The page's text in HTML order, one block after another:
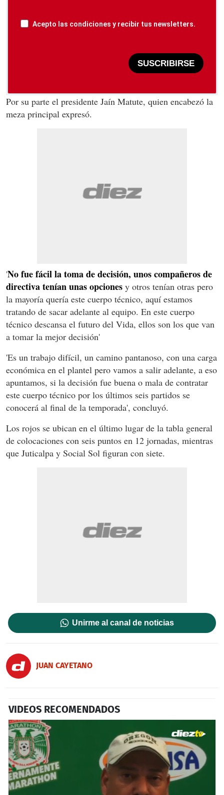
Acepto las condiciones y recibir tus newsletters.
SUSCRIBIRSE
Por su parte el presidente Jaín Matute, quien encabezó la
meza principal expresó.
'No fue fácil la toma de decisión, unos compañeros de
directiva tenían unas opciones y otros tenían otras pero
la mayoría quería este cuerpo técnico, aquí estamos
tratando de sacar adelante al equipo. En este cuerpo
técnico descansa el futuro del Vida, ellos son los que van
a tomar la mejor decisión'
'Es un trabajo difícil, un camino pantanoso, con una carga
económica en el plantel pero vamos a salir adelante, a eso
apuntamos, si la decisión fue buena o mala de contratar
este cuerpo técnico por los últimos seis partidos se
conocerá al final de la temporada', concluyó.
Los rojos se ubican en el último lugar de la tabla general
de colocaciones con seis puntos en 12 jornadas, mientras
que Juticalpa y Social Sol figuran con siete.
Unirme al canal de noticias
JUAN CAYETANO
VIDEOS RECOMENDADOS